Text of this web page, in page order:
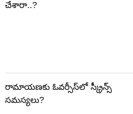
చేశారా..?
రామాయణకు ఓవర్సీస్‌లో స్క్రీన్స్
సమస్యలు?